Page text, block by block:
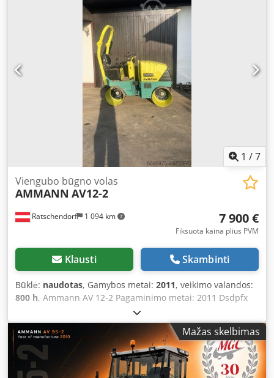
1 /7
Ratschendorf 1 094 km
Viengubo būgno volas
AMMANN AV12-2
7 900 €
Fiksuota kaina plius PVM
Klausti Skambinti
Būklė: naudotas, Gamybos metai: 2011, veikimo valandos:
800 h, Ammann AV 12-2 Pagaminimo metai: 2011 Dsdpfx
Akoxl Uy Teleck Apie 800 darbo valandų Naujai atliktas
aptarnavimas Geros būklės Pristatymas galimas visame
pasaulyje!
Mažas skelbimas